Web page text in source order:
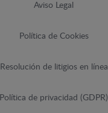
Aviso Legal
Política de Cookies
Resolución de litigios en línea
Política de privacidad (GDPR)